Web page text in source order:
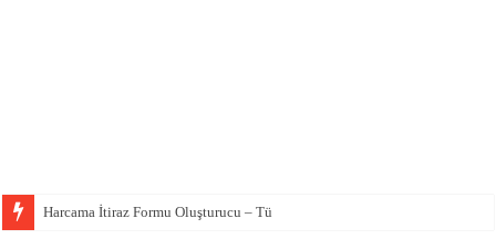
Harcama İtiraz Formu Oluşturucu – Tüm Bankalar